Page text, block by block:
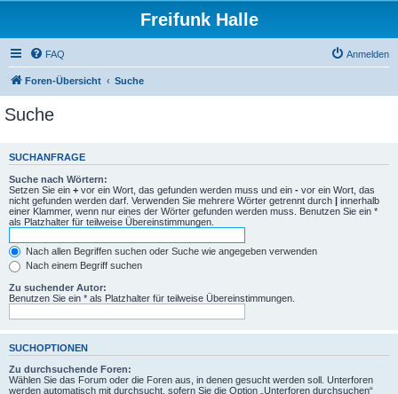
Freifunk Halle
FAQ Anmelden
Foren-Übersicht Suche
Suche
SUCHANFRAGE
Suche nach Wörtern:
Setzen Sie ein + vor ein Wort, das gefunden werden muss und ein - vor ein Wort, das
nicht gefunden werden darf. Verwenden Sie mehrere Wörter getrennt durch | innerhalb
einer Klammer, wenn nur eines der Wörter gefunden werden muss. Benutzen Sie ein *
als Platzhalter für teilweise Übereinstimmungen.
Nach allen Begriffen suchen oder Suche wie angegeben verwenden
Nach einem Begriff suchen
Zu suchender Autor:
Benutzen Sie ein * als Platzhalter für teilweise Übereinstimmungen.
SUCHOPTIONEN
Zu durchsuchende Foren:
Wählen Sie das Forum oder die Foren aus, in denen gesucht werden soll. Unterforen
werden automatisch mit durchsucht, sofern Sie die Option „Unterforen durchsuchen“